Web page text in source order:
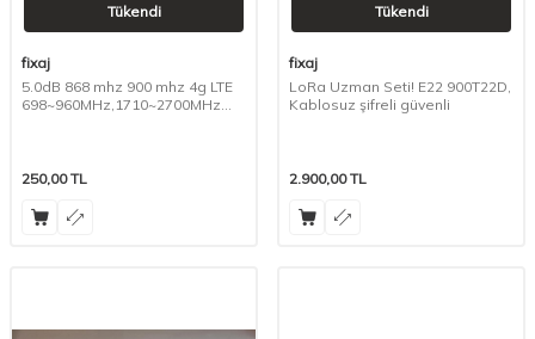
Tükendi
fixaj
5.0dB 868 mhz 900 mhz 4g LTE
698~960MHz,1710~2700MHz
250,00TL
Tükendi
fixaj
LoRa Uzman Seti! E22 900T22D,
Kablosuz şifreli güvenli
2.900,00TL